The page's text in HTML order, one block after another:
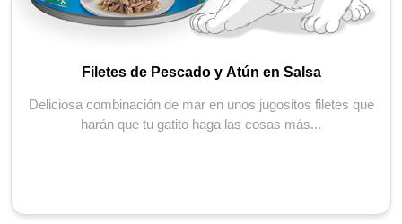
Filetes de Pescado y Atún en Salsa
Deliciosa combinación de mar en unos jugositos filetes que
harán que tu gatito haga las cosas más...